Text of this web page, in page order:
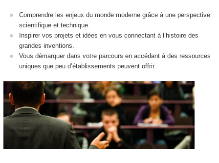
Comprendre les enjeux du monde moderne grâce à une perspective
scientifique et technique.
Inspirer vos projets et idées en vous connectant à l’histoire des
grandes inventions.
Vous démarquer dans votre parcours en accédant à des ressources
uniques que peu d’établissements peuvent offrir.